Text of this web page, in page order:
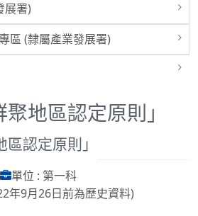
展署)
區 (隸屬產業發展署)
地區認定原則」
認定原則」
單位 : 第一科
年9月26日前為歷史資料)